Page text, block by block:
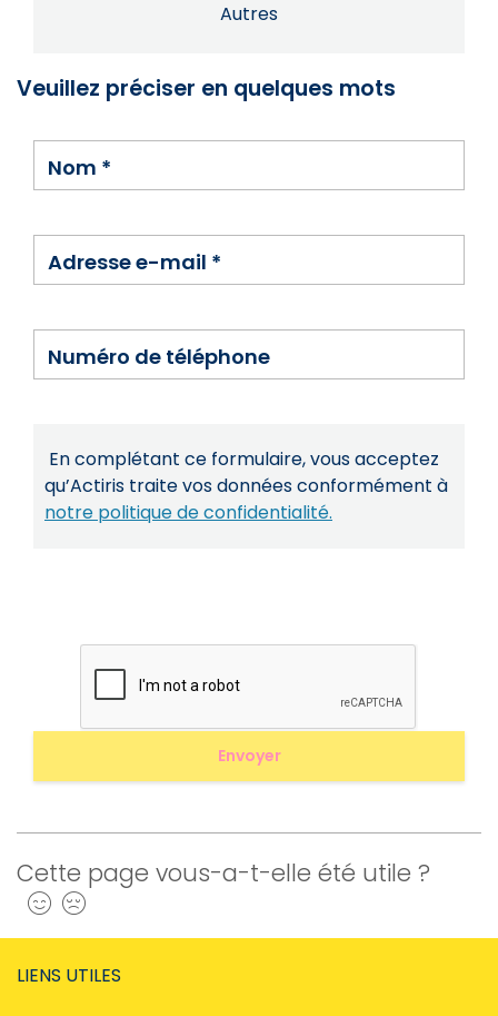
Autres
Veuillez préciser en quelques mots
Nom *
Adresse e-mail *
Numéro de téléphone
En complétant ce formulaire, vous acceptez
qu’Actiris traite vos données conformément à
notre politique de confidentialité.
Cette page vous-a-t-elle été utile ?
Oui
LIENS UTILES